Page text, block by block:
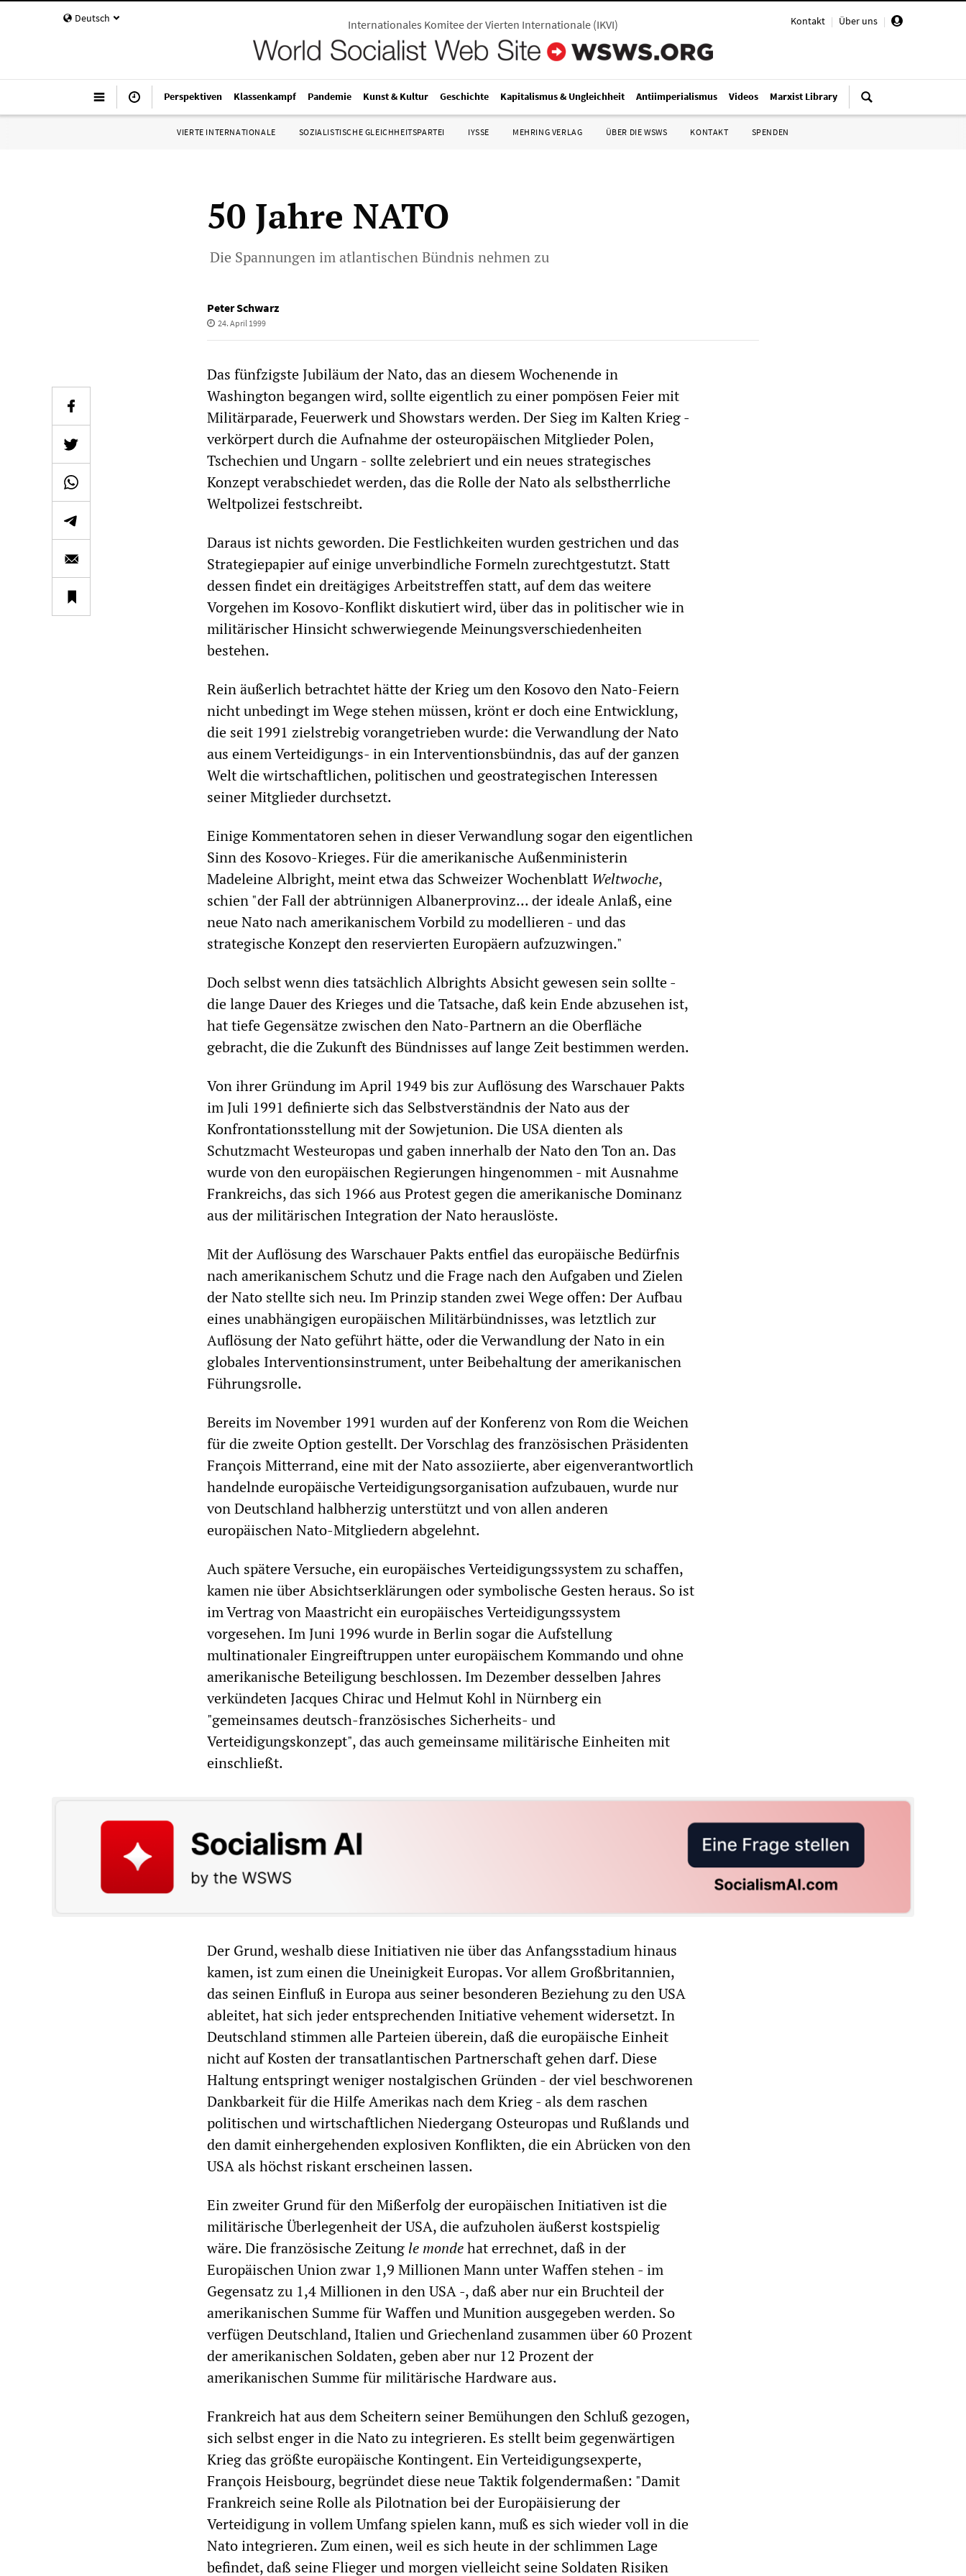
Deutsch Kontakt | Über uns |
Internationales Komitee der Vierten Internationale (IKVI)
Perspektiven Klassenkampf Pandemie Kunst & Kultur Geschichte Kapitalismus & Ungleichheit Antiimperialismus Videos Marxist Library
VIERTE INTERNATIONALE SOZIALISTISCHE GLEICHHEITSPARTEI IYSSE MEHRING VERLAG ÜBER DIE WSWS KONTAKT SPENDEN
50 Jahre NATO
Die Spannungen im atlantischen Bündnis nehmen zu
Peter Schwarz
24. April 1999
Das fünfzigste Jubiläum der Nato, das an diesem Wochenende in
Washington begangen wird, sollte eigentlich zu einer pompösen Feier mit
Militärparade, Feuerwerk und Showstars werden. Der Sieg im Kalten Krieg -
verkörpert durch die Aufnahme der osteuropäischen Mitglieder Polen,
Tschechien und Ungarn - sollte zelebriert und ein neues strategisches
Konzept verabschiedet werden, das die Rolle der Nato als selbstherrliche
Weltpolizei festschreibt.
Daraus ist nichts geworden. Die Festlichkeiten wurden gestrichen und das
Strategiepapier auf einige unverbindliche Formeln zurechtgestutzt. Statt
dessen findet ein dreitägiges Arbeitstreffen statt, auf dem das weitere
Vorgehen im Kosovo-Konflikt diskutiert wird, über das in politischer wie in
militärischer Hinsicht schwerwiegende Meinungsverschiedenheiten
bestehen.
Rein äußerlich betrachtet hätte der Krieg um den Kosovo den Nato-Feiern
nicht unbedingt im Wege stehen müssen, krönt er doch eine Entwicklung,
die seit 1991 zielstrebig vorangetrieben wurde: die Verwandlung der Nato
aus einem Verteidigungs- in ein Interventionsbündnis, das auf der ganzen
Welt die wirtschaftlichen, politischen und geostrategischen Interessen
seiner Mitglieder durchsetzt.
Einige Kommentatoren sehen in dieser Verwandlung sogar den eigentlichen
Sinn des Kosovo-Krieges. Für die amerikanische Außenministerin
Madeleine Albright, meint etwa das Schweizer Wochenblatt Weltwoche,
schien "der Fall der abtrünnigen Albanerprovinz... der ideale Anlaß, eine
neue Nato nach amerikanischem Vorbild zu modellieren - und das
strategische Konzept den reservierten Europäern aufzuzwingen."
Doch selbst wenn dies tatsächlich Albrights Absicht gewesen sein sollte -
die lange Dauer des Krieges und die Tatsache, daß kein Ende abzusehen ist,
hat tiefe Gegensätze zwischen den Nato-Partnern an die Oberfläche
gebracht, die die Zukunft des Bündnisses auf lange Zeit bestimmen werden.
Von ihrer Gründung im April 1949 bis zur Auflösung des Warschauer Pakts
im Juli 1991 definierte sich das Selbstverständnis der Nato aus der
Konfrontationsstellung mit der Sowjetunion. Die USA dienten als
Schutzmacht Westeuropas und gaben innerhalb der Nato den Ton an. Das
wurde von den europäischen Regierungen hingenommen - mit Ausnahme
Frankreichs, das sich 1966 aus Protest gegen die amerikanische Dominanz
aus der militärischen Integration der Nato herauslöste.
Mit der Auflösung des Warschauer Pakts entfiel das europäische Bedürfnis
nach amerikanischem Schutz und die Frage nach den Aufgaben und Zielen
der Nato stellte sich neu. Im Prinzip standen zwei Wege offen: Der Aufbau
eines unabhängigen europäischen Militärbündnisses, was letztlich zur
Auflösung der Nato geführt hätte, oder die Verwandlung der Nato in ein
globales Interventionsinstrument, unter Beibehaltung der amerikanischen
Führungsrolle.
Bereits im November 1991 wurden auf der Konferenz von Rom die Weichen
für die zweite Option gestellt. Der Vorschlag des französischen Präsidenten
François Mitterrand, eine mit der Nato assoziierte, aber eigenverantwortlich
handelnde europäische Verteidigungsorganisation aufzubauen, wurde nur
von Deutschland halbherzig unterstützt und von allen anderen
europäischen Nato-Mitgliedern abgelehnt.
Auch spätere Versuche, ein europäisches Verteidigungssystem zu schaffen,
kamen nie über Absichtserklärungen oder symbolische Gesten heraus. So ist
im Vertrag von Maastricht ein europäisches Verteidigungssystem
vorgesehen. Im Juni 1996 wurde in Berlin sogar die Aufstellung
multinationaler Eingreiftruppen unter europäischem Kommando und ohne
amerikanische Beteiligung beschlossen. Im Dezember desselben Jahres
verkündeten Jacques Chirac und Helmut Kohl in Nürnberg ein
"gemeinsames deutsch-französisches Sicherheits- und
Verteidigungskonzept", das auch gemeinsame militärische Einheiten mit
einschließt.
Der Grund, weshalb diese Initiativen nie über das Anfangsstadium hinaus
kamen, ist zum einen die Uneinigkeit Europas. Vor allem Großbritannien,
das seinen Einfluß in Europa aus seiner besonderen Beziehung zu den USA
ableitet, hat sich jeder entsprechenden Initiative vehement widersetzt. In
Deutschland stimmen alle Parteien überein, daß die europäische Einheit
nicht auf Kosten der transatlantischen Partnerschaft gehen darf. Diese
Haltung entspringt weniger nostalgischen Gründen - der viel beschworenen
Dankbarkeit für die Hilfe Amerikas nach dem Krieg - als dem raschen
politischen und wirtschaftlichen Niedergang Osteuropas und Rußlands und
den damit einhergehenden explosiven Konflikten, die ein Abrücken von den
USA als höchst riskant erscheinen lassen.
Ein zweiter Grund für den Mißerfolg der europäischen Initiativen ist die
militärische Überlegenheit der USA, die aufzuholen äußerst kostspielig
wäre. Die französische Zeitung le mondehat errechnet, daß in der
Europäischen Union zwar 1,9 Millionen Mann unter Waffen stehen - im
Gegensatz zu 1,4 Millionen in den USA -, daß aber nur ein Bruchteil der
amerikanischen Summe für Waffen und Munition ausgegeben werden. So
verfügen Deutschland, Italien und Griechenland zusammen über 60 Prozent
der amerikanischen Soldaten, geben aber nur 12 Prozent der
amerikanischen Summe für militärische Hardware aus.
Frankreich hat aus dem Scheitern seiner Bemühungen den Schluß gezogen,
sich selbst enger in die Nato zu integrieren. Es stellt beim gegenwärtigen
Krieg das größte europäische Kontingent. Ein Verteidigungsexperte,
François Heisbourg, begründet diese neue Taktik folgendermaßen: "Damit
Frankreich seine Rolle als Pilotnation bei der Europäisierung der
Verteidigung in vollem Umfang spielen kann, muß es sich wieder voll in die
Nato integrieren. Zum einen, weil es sich heute in der schlimmen Lage
befindet, daß seine Flieger und morgen vielleicht seine Soldaten Risiken